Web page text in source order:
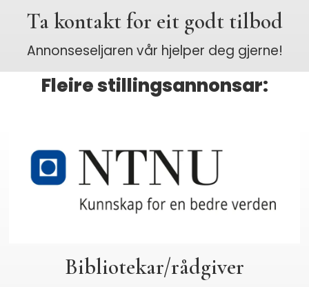
Ta kontakt for eit godt tilbod
Annonseseljaren vår hjelper deg gjerne!
Fleire stillingsannonsar:
Bibliotekar/rådgiver